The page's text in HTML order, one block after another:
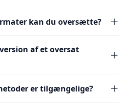
kan du oversætte?
af et oversat
er tilgængelige?